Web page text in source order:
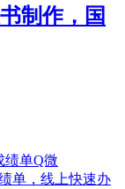
制作，国